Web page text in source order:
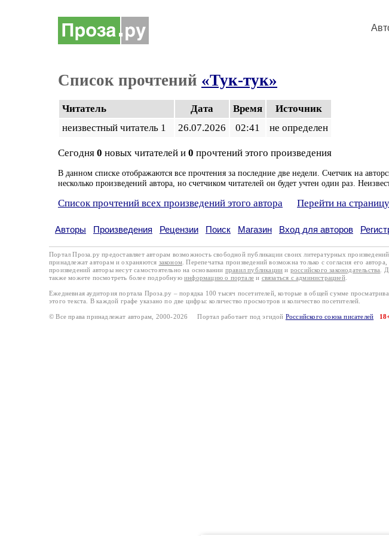
Список прочтений «Тук-тук»
Читатель Дата Время
Источник
неизвестный читатель 1
26.07.2026 02:41 не определен
Сегодня 0 новых читателей и 0 прочтений этого произведения
В данном списке отображаются все прочтения за последние две недели. Счетчик на
несколько произведений автора, но счетчиком читателей он будет учтен один раз.
Список прочтений всех произведений этого автора Перейти на
Авторы Произведения Рецензии Поиск Магазин Вход для авторов
Портал Проза.ру предоставляет авторам возможность свободной публикации своих литературных
принадлежат авторам и охраняются законом . Перепечатка произведений возможна только с согласия его
произведений авторы несут самостоятельно на основании правил публикации и российского законодательства .
также можете посмотреть более подробную информацию о портале и связаться с администрацией.
Ежедневная аудитория портала Проза.ру – порядка 100 тысяч посетителей, которые в общей сумме
этого текста. В каждой графе указано по две цифры: количество просмотров и количество посетителей.
© Все права принадлежат авторам, 2000-2026 Портал работает под эгидой Российского союза писателей